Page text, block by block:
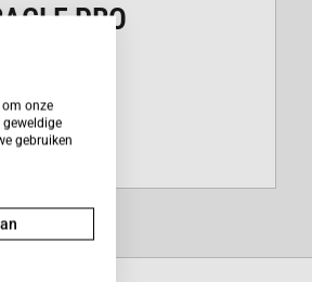
PRO
concentratie negatieve
verneveling.
om onze
geweldige
gebruiken